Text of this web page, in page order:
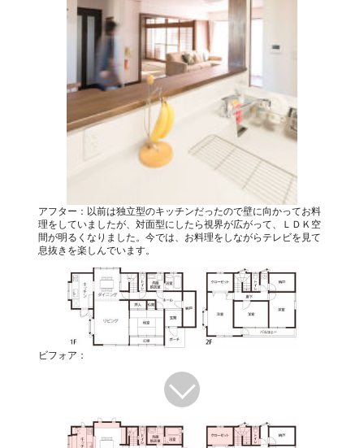
アフター：以前は独立型のキッチンだったので壁に向かってお料
理をしていましたが、対面型にしたら視界が広がって、ＬＤＫ空
間が明るくなりました。今では、お料理をしながらテレビを見て
息抜きを楽しんでいます。
ビフォア：